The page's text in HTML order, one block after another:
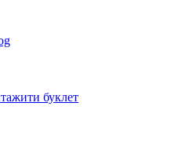
буклет